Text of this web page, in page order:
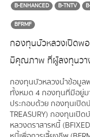
B-ENHANCED B-TNTV
BFRMF
กองทุนบัวหลวงเปิดพ
มีคุณภาพ ที่ผู้ลงทุนวา
กองทุนบัวหลวงนำข้อมู
ทั้งหมด 4 กองทุนที่มีอยู่ม
ประกอบด้วย กองทุนเปิด
TREASURY) กองทุนเปิ
หลวงตราสารหนี้